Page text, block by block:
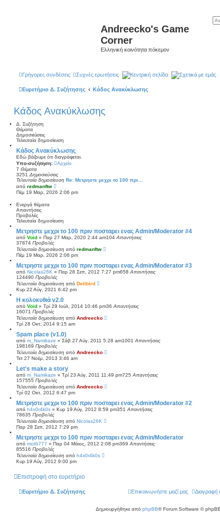
Andreecko's Game
Corner
Ελληνική κοινότητα πόκεμον
Γρήγορες συνδέσεις Συχνές ερωτήσεις Κεντρική σελίδα Σχετικά με εμάς
Ευρετήριο Δ. Συζήτησης Κάδος Ανακύκλωσης
Κάδος Ανακύκλωσης
Δ. Συζήτηση
Θέματα
Δημοσιεύσεις
Τελευταία δημοσίευση
Κάδος Ανακύκλωσης
Εδώ βάζουμε ότι διαγράφεται.
Υπο-συζήτηση:
Αρχείο
7 Θέματα
3251 Δημοσιεύσεις
Τελευταία δημοσίευση Re: Μετρηστε μεχρι το 100 πρι…
από redmanftw
ρ
ο
τ
ς
τ
λ
ε
τ
α
ί
α
δ
η
μ
ο
ί
ε
σ
η
ς
Πέμ 19 Μαρ, 2026 2:06 pm
Ενεργά θέματα
Απαντήσεις
Προβολές
Τελευταία δημοσίευση
Μετρηστε μεχρι το 100 πριν ποσταρει ενας Admin/Moderator #4
από Void » Παρ 27 Μαρ, 2020 2:44 am104 Απαντήσεις
37874 Προβολές
Τελευταία δημοσίευση από redmanftw
Πέμ 19 Μαρ, 2026 2:06 pm
Μετρηστε μεχρι το 100 πριν ποσταρει ενας Admin/Moderator #3
από Nicolas26K » Παρ 28 Σεπ, 2012 7:27 pm658 Απαντήσεις
124490 Προβολές
Τελευταία δημοσίευση από Delibird
Κυρ 22 Αύγ, 2021 6:42 pm
Η κολοκυθιά v2.0
από Void » Τρί 29 Ιούλ, 2014 10:46 pm36 Απαντήσεις
16071 Προβολές
Τελευταία δημοσίευση από Andreecko
Τρί 28 Οκτ, 2014 9:15 am
Spam place (v1.0)
από m_Namikaze » Σάβ 27 Αύγ, 2011 5:28 am1001 Απαντήσεις
198169 Προβολές
Τελευταία δημοσίευση από Andreecko
Τετ 27 Νοέμ, 2013 3:46 am
Let's make a story
από m_Namikaze » Τρί 23 Αύγ, 2011 11:49 pm725 Απαντήσεις
157555 Προβολές
Τελευταία δημοσίευση από Andreecko
Τρί 02 Οκτ, 2012 6:47 pm
Μετρηστε μεχρι το 100 πριν ποσταρει ενας Admin/Moderator #2
από h4x0r4k0s » Κυρ 19 Αύγ, 2012 8:59 pm351 Απαντήσεις
78635 Προβολές
Τελευταία δημοσίευση από Nicolas26K
Παρ 28 Σεπ, 2012 7:29 pm
Μετρηστε μεχρι το 100 πριν ποσταρει ενας Admin/Moderator
από motb777 » Παρ 04 Μάιος, 2012 2:08 pm369 Απαντήσεις
85516 Προβολές
Τελευταία δημοσίευση από h4x0r4k0s
Κυρ 19 Αύγ, 2012 9:00 pm
Επιστροφή στο ευρετήριο
Ευρετήριο Δ. Συζήτησης Διαγραφή
Επικοινωνήστε μαζί μας
Δημιουργήθηκε από phpBB® Forum Software ©